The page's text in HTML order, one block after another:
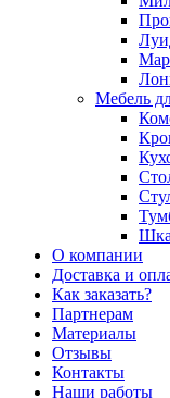
Мебель
О компании
Доставка и
Как заказать?
Партнерам
Материалы
Отзывы
Контакты
Наши работы